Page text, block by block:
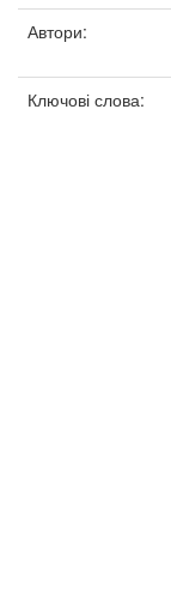
Автори:
Ключові слова: